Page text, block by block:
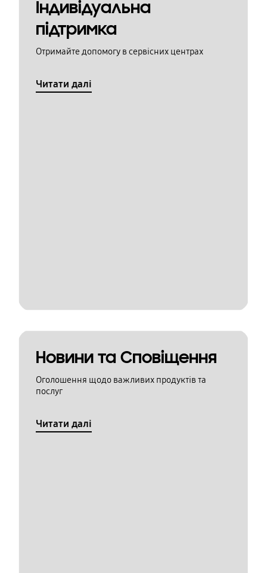
Індивідуальна
підтримка
Отримайте допомогу в сервісних центрах
Читати далі
Новини та Сповіщення
Оголошення щодо важливих продуктів та
послуг
Читати далі